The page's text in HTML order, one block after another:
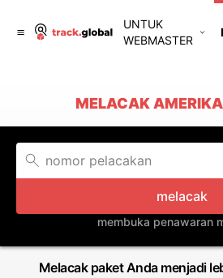
UNTUK
WEBMASTER
MELACAK
melacak
membuka penawaran
Melacak paket Anda menjadi